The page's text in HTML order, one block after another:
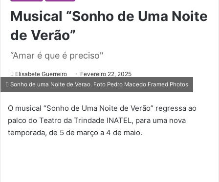
Musical “Sonho de Uma Noite
de Verão”
“Amar é que é preciso"
Elisabete Guerreiro Fevereiro 22, 2025
Sonho de uma Noite de Verao. Foto Pedro Macedo Framed Photos
O musical “Sonho de Uma Noite de Verão” regressa ao
palco do Teatro da Trindade INATEL, para uma nova
temporada, de 5 de março a 4 de maio.